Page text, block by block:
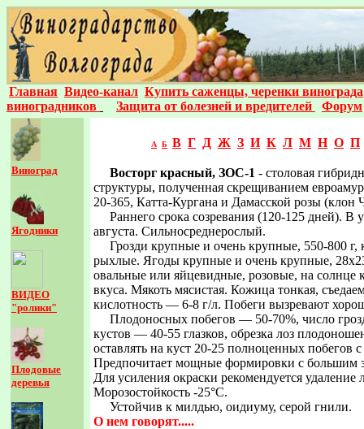
Главная Видео-канал Купить саженцы, черенки винограда
виноградников
Защита от болезней и вредителей Форум
Виноград
Ягодники
ВИДЕО
"ролики"
Плодовые
деревья
А Б В Г Д Ж З И К Л М Н О П
Восторг красный, ЗОС-1 - столовая
структуры, полученная скрещиванием
20-365, Катта-Кургана и Дамасской розы (клон
Раннего срока созревания (120-125 дней). В
августа. Сильносреднерослый.
Грозди крупные и очень крупные, 550-800
рыхлые. Ягоды крупные и очень крупные,
овальные или яйцевидные, розовые, на солнце
вкуса. Мякоть мясистая. Кожица тонкая,
кислотность — 6-8 г/л. Побеги вызревают
Плодоносных побегов — 50-70%, число
кустов — 40-55 глазков, обрезка лоз
оставлять на куст 20-25 полноценных побегов
Предпочитает мощные формировки с большим
Для усиления окраски рекомендуется удаление
Морозостойкость -25°С.
Устойчив к милдью, оидиуму, серой гнили.
О нем говорят.....